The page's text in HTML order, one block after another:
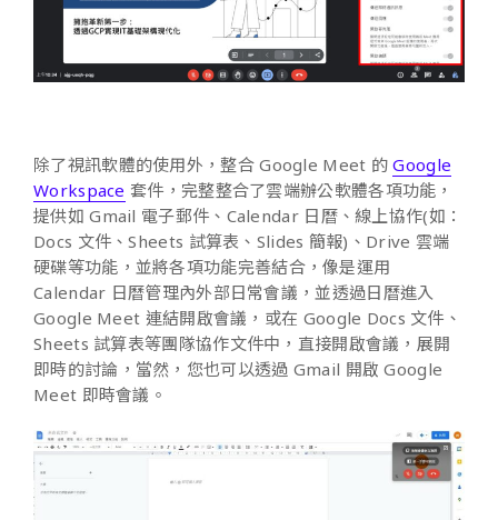
除了視訊軟體的使用外，整合 Google Meet 的Google
Workspace 套件，完整整合了雲端辦公軟體各項功能，
提供如 Gmail 電子郵件、Calendar 日曆、線上協作(如：
Docs 文件、Sheets 試算表、Slides 簡報)、Drive 雲端
硬碟等功能，並將各項功能完善結合，像是運用
Calendar 日曆管理內外部日常會議，並透過日曆進入
Google Meet 連結開啟會議，或在 Google Docs 文件、
Sheets 試算表等團隊協作文件中，直接開啟會議，展開
即時的討論，當然，您也可以透過 Gmail 開啟 Google
Meet 即時會議。